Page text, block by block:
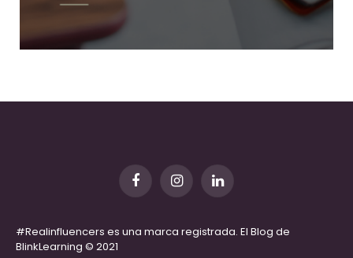
FacebookInstagramLinkedIn
#Realinfluencers es una marca registrada. El Blog de
BlinkLearning © 2021